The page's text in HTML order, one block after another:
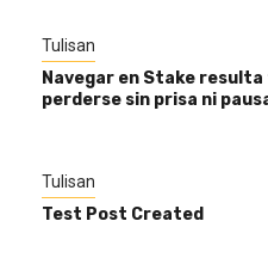
Tulisan
Navegar en Stake
perderse sin prisa ni
Tulisan
Test Post Created